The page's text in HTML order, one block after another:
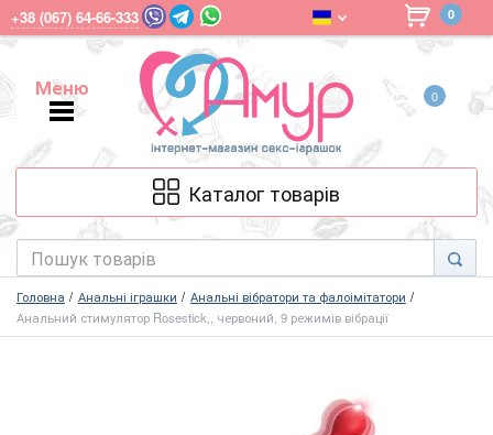
+38 (067) 64-66-333 0
Меню
Меню
0
Каталог товарів
Головна Анальні іграшки
Анальні вібратори та фалоімітатори
Анальний стимулятор Rosestick,, червоний, 9 режимів вібрації